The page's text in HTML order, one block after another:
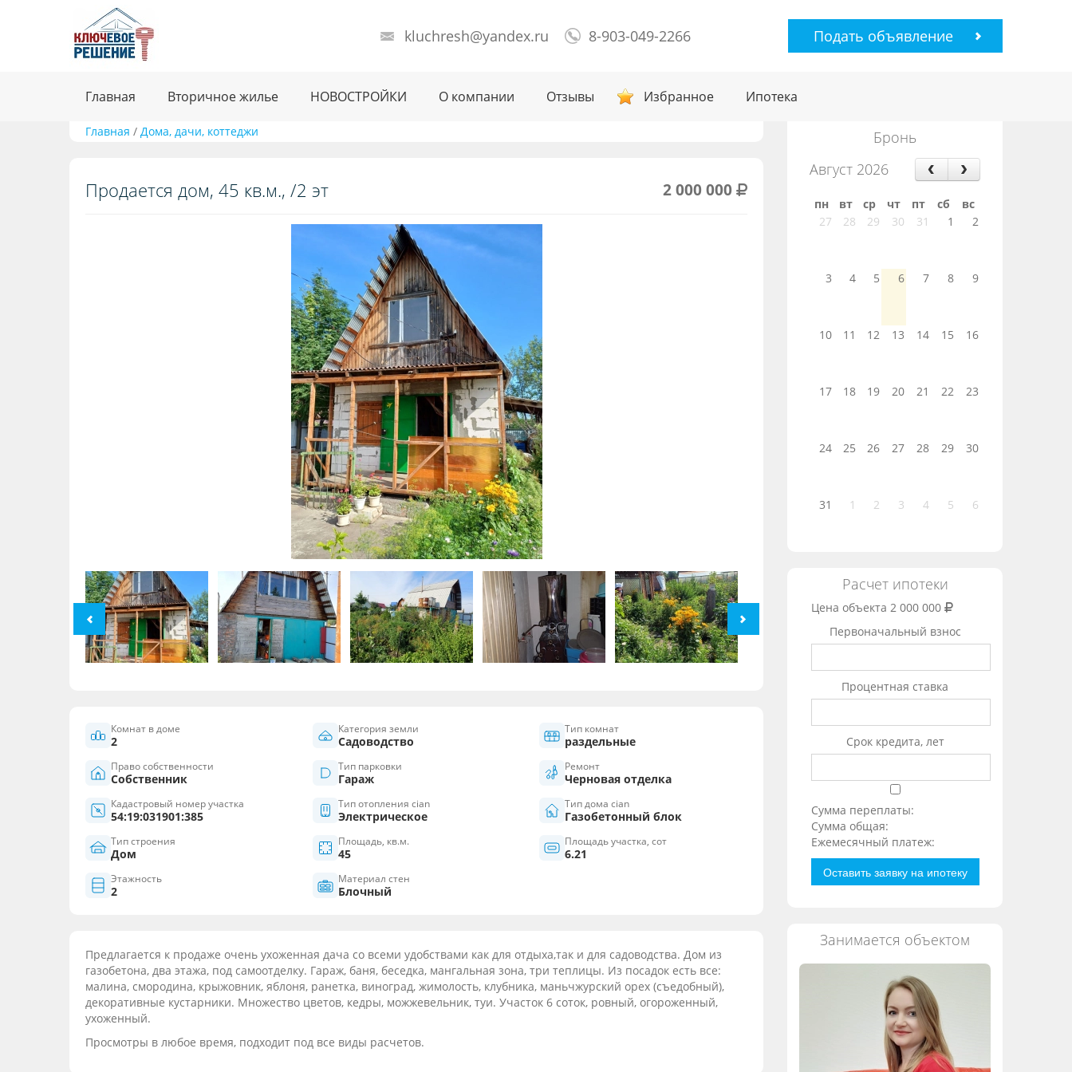
kluchresh@yandex.ru 8-903-049-2266 Подать объявление
Главная Вторичное жилье НОВОСТРОЙКИ О компании Отзывы Избранное Ипотека
Главная / Дома, дачи, коттеджи
Продается дом, 45 кв.м., /2 эт 2 000 000
Комнат в доме
2
Категория земли
Садоводство
Тип комнат
раздельные
Право собственности
Собственник
Тип парковки
Гараж
Ремонт
Черновая отделка
Кадастровый номер участка
54:19:031901:385
Тип отопления cian
Электрическое
Тип дома cian
Газобетонный блок
Тип строения
Дом
Площадь, кв.м.
45
Площадь участка, сот
6.21
Этажность
2
Материал стен
Блочный
Предлагается к продаже очень ухоженная дача со всеми удобствами как для отдыха,так и для садоводства. Дом из
газобетона, два этажа, под самоотделку. Гараж, баня, беседка, мангальная зона, три теплицы. Из посадок есть все:
малина, смородина, крыжовник, яблоня, ранетка, виноград, жимолость, клубника, маньчжурский орех (съедобный),
декоративные кустарники. Множество цветов, кедры, можжевельник, туи. Участок 6 соток, ровный, огороженный,
ухоженный.
Просмотры в любое время, подходит под все виды расчетов.
Бронь
Август 2026
пн вт ср чт пт сб
вс
27
28 29 30 31 1 2
3 4 5 6 7 8 9
10 11 12 13 14 15 16
17 18 19 20 21 22 23
24 25 26 27 28 29 30
31 1 2 3 4 5 6
Расчет ипотеки
Цена объекта 2 000 000
Первоначальный взнос
Процентная ставка
Срок кредита, лет
Сумма переплаты:
Сумма общая:
Ежемесячный платеж:
Оставить заявку на ипотеку
Занимается объектом